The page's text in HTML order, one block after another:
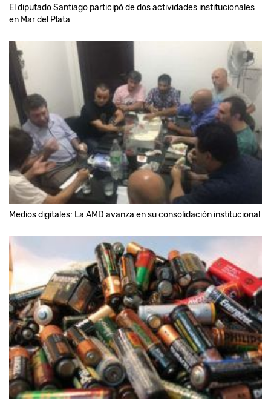
El diputado Santiago participó de dos actividades institucionales
en Mar del Plata
Medios digitales: La AMD avanza en su consolidación institucional